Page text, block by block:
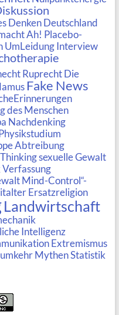
Denken Deutschland
Ah! Placebo-
UmLeidung Interview
Ruprecht Die
Fake News
des Menschen
Nachdenking
Abtreibung
sexuelle Gewalt
Verfassung
Mind-Control“-
Ersatzreligion
Landwirtschaft
Intelligenz
Extremismus
MythenStatistik